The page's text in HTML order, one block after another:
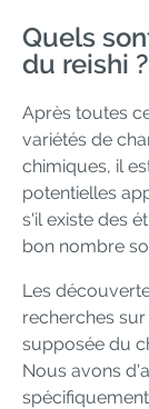
Quels
du reishi ?
Après toutes
variétés de
chimiques, il
potentielles
s'il existe des
bon nombre
Les
recherches
supposée du
Nous avons